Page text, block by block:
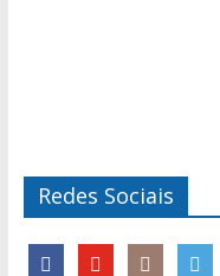
Redes Sociais